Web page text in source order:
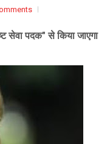
सेवा पदक" से किया जाएगा